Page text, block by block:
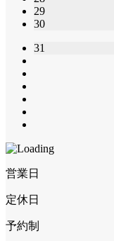
29
30
31
営業日
定休日
予約制